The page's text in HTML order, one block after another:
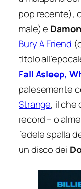
pop recente),
male) e
Bury A Friend
titolo
Fall Asleep,
palesemente
Strange, il che
record – o
fedele spalla
un disco dei